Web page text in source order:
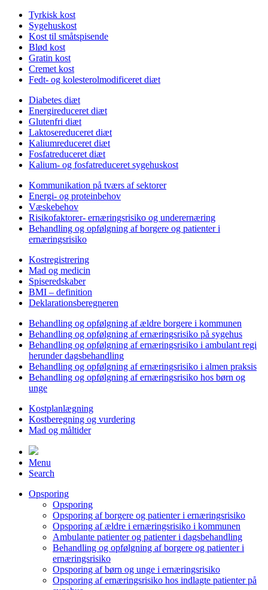
Tyrkisk kost
Sygehuskost
Kost til småtspisende
Blød kost
Gratin kost
Cremet kost
Fedt- og kolesterolmodificeret diæt
Diabetes diæt
Energireduceret diæt
Glutenfri diæt
Laktosereduceret diæt
Kaliumreduceret diæt
Fosfatreduceret diæt
Kalium- og fosfatreduceret sygehuskost
Kommunikation på tværs af sektorer
Energi- og proteinbehov
Væskebehov
Risikofaktorer- ernæringsrisiko og underernæring
Behandling og opfølgning af borgere og patienter i
ernæringsrisiko
Kostregistrering
Mad og medicin
Spiseredskaber
BMI – definition
Deklarationsberegneren
Behandling og opfølgning af ældre borgere i kommunen
Behandling og opfølgning af ernæringsrisiko på sygehus
Behandling og opfølgning af ernæringsrisiko i ambulant regi
herunder dagsbehandling
Behandling og opfølgning af ernæringsrisiko i almen praksis
Behandling og opfølgning af ernæringsrisiko hos børn og
unge
Kostplanlægning
Kostberegning og vurdering
Mad og måltider
Menu
Search
Opsporing
Opsporing
Opsporing af borgere og patienter i ernæringsrisiko
Opsporing af ældre i ernæringsrisiko i kommunen
Ambulante patienter og patienter i dagsbehandling
Behandling og opfølgning af borgere og patienter i
ernæringsrisiko
Opsporing af børn og unge i ernæringsrisiko
Opsporing af ernæringsrisiko hos indlagte patienter på